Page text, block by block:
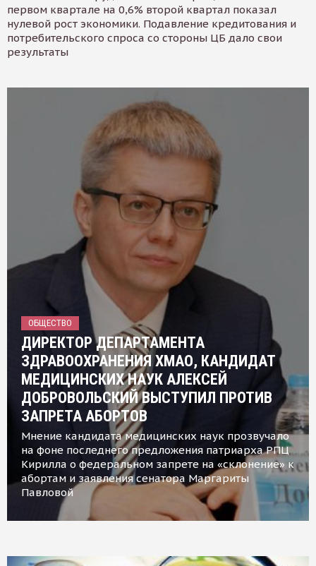
первом квартале на 0,6% второй квартал показал
нулевой рост экономики. Подавление кредитования и
потребительского спроса со стороны ЦБ дало свои
результаты
ОБЩЕСТВО
ДИРЕКТОР ДЕПАРТАМЕНТА
ЗДРАВООХРАНЕНИЯ ХМАО, КАНДИДАТ
МЕДИЦИНСКИХ НАУК АЛЕКСЕЙ
ДОБРОВОЛЬСКИЙ ВЫСТУПИЛ ПРОТИВ
ЗАПРЕТА АБОРТОВ
Мнение кандидата медицинских наук прозвучало
на фоне последнего предложения патриарха РПЦ
Кирилла о федеральном запрете на «склонение» к
абортам и заявления сенатора Маргариты
Павловой